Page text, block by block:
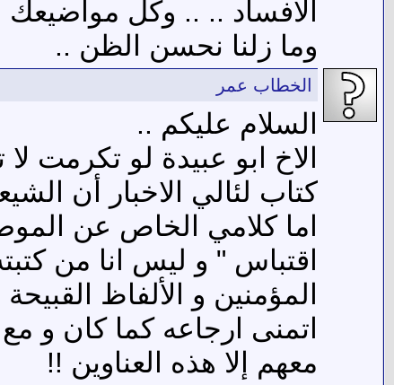
الافساد .. .. وكل
وما زلنا نحسن الظن ..
الخطاب عمر
السلام عليكم ..
الاخ ابو عبيدة لو تكرمت
كتاب لئالي الاخبار أن
اما كلامي الخاص عن
اقتباس " و ليس انا من
المؤمنين و الألفاظ
اتمنى ارجاعه كما كان و
معهم إلا هذه العناوين !!